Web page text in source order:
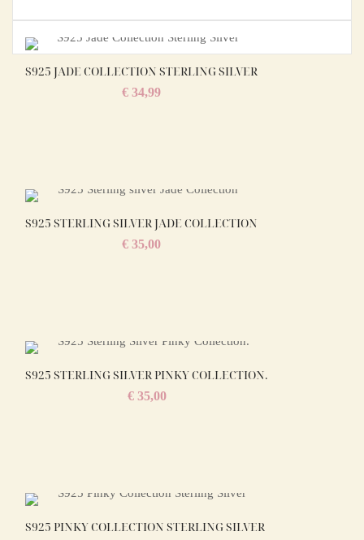
S925 JADE COLLECTION STERLING SILVER
€ 34,99
S925 STERLING SILVER JADE COLLECTION
€ 35,00
S925 STERLING SILVER PINKY COLLECTION.
€35,00
S925 PINKY COLLECTION STERLING SILVER